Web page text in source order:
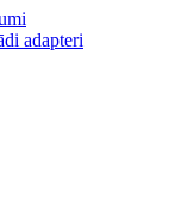
adapteri